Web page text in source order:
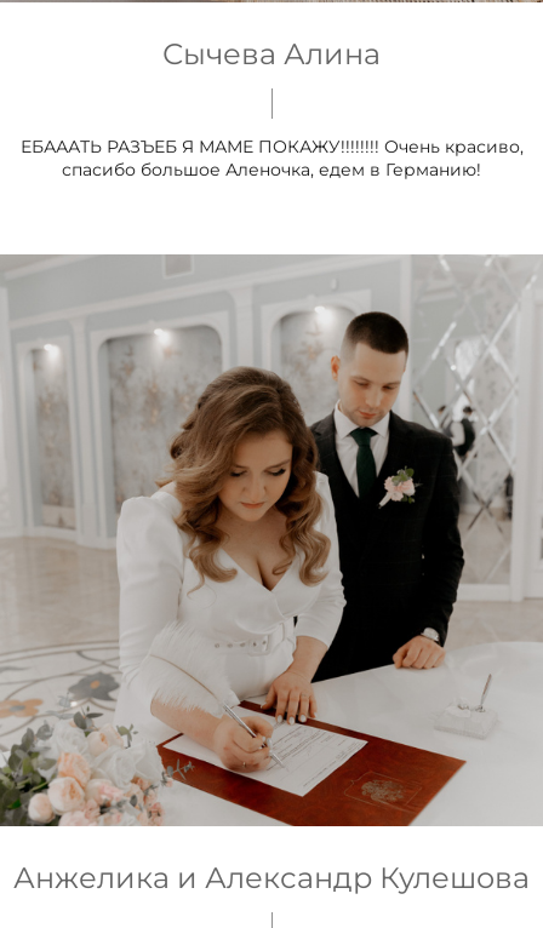
Сычева Алина
ЕБАААТЬ РАЗЪЕБ Я МАМЕ ПОКАЖУ!!!!!!!! Очень красиво,
спасибо большое Аленочка, едем в Германию!
Анжелика и Александр Кулешова